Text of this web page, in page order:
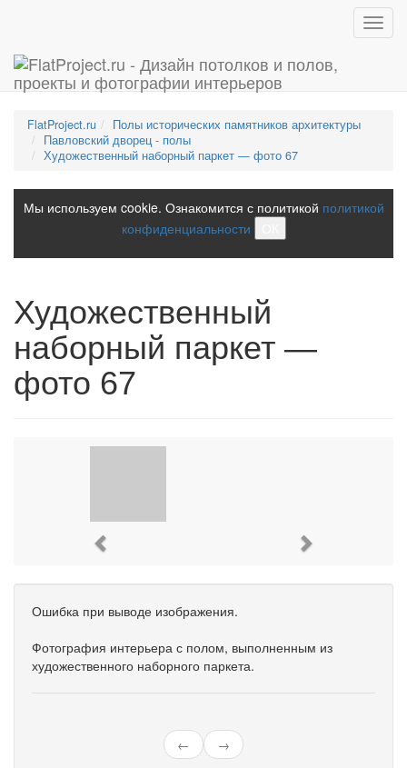
FlatProject.ru
Полы исторических памятников архитектуры
Павловский дворец - полы
Художественный наборный паркет — фото 67
Мы используем cookie. Ознакомится с политикой политикой
конфиденциальности
Художественный
наборный паркет —
фото 67
Ошибка при выводе изображения.
Фотография интерьера с полом, выполненным из
художественного наборного паркета.
← →